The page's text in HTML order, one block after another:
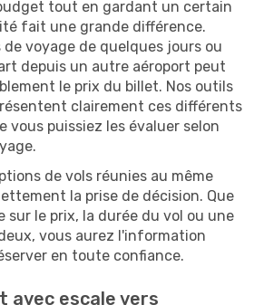
tout en gardant un certain
fait une grande différence.
de voyage de quelques jours ou
depuis un autre aéroport peut
le prix du billet. Nos outils
clairement ces différents
vous puissiez les évaluer selon
de vols réunies au même
la prise de décision. Que
sur le prix, la durée du vol ou une
vous aurez l'information
en toute confiance.
avec escale vers